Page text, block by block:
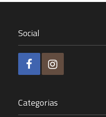
Social
Categorias